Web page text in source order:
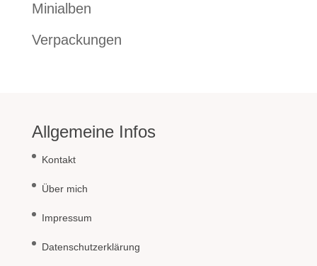
Minialben
Verpackungen
Allgemeine Infos
Kontakt
Über mich
Impressum
Datenschutzerklärung